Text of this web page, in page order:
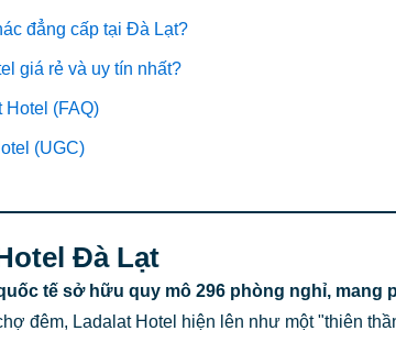
đẳng cấp tại Đà Lạt?
giá rẻ và uy tín nhất?
(FAQ)
(UGC)
Đà Lạt
tế sở hữu quy mô 296 phòng nghỉ,
đêm, Ladalat Hotel hiện lên như một "thiên